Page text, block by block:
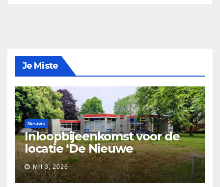
Je Miste
Nieuws
Inloopbijeenkomst voor de
locatie ‘De Nieuwe
Waarborg’
Mrt 3, 2026